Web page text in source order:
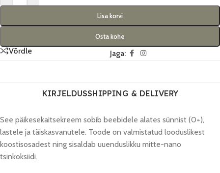
Lisa korvi
Osta kohe
Võrdle Jaga:
KIRJELDUSSHIPPING & DELIVERY
See päikesekaitsekreem sobib beebidele alates sünnist (0+),
lastele ja täiskasvanutele. Toode on valmistatud looduslikest
koostisosadest ning sisaldab uuenduslikku mitte-nano
tsinkoksiidi.